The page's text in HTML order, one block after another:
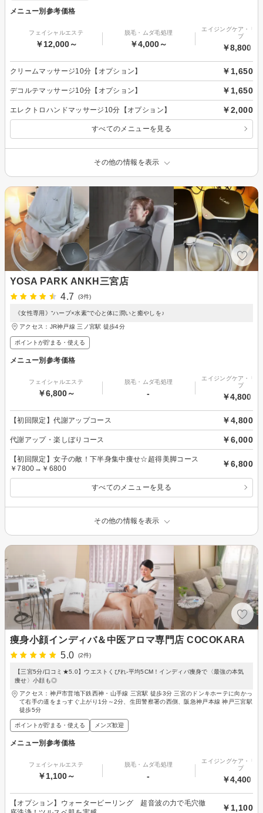
メニュー別参考価格
フェイシャルエステ
￥12,000～
脱毛・ムダ毛処理
￥4,000～
エイジングケア・リ
プ
￥8,800～
クリームマッサージ10分【オプション】 ￥1,650
デコルテマッサージ10分【オプション】 ￥1,650
エレクトロハンドマッサージ10分【オプション】 ￥2,000
すべてのメニューを見る
その他の情報を表示
YOSA PARK ANKH三宮店
4.7
(3件)
《女性専用》“ハーブ×水素”で心と体に潤いと癒やしを♪
アクセス：JR神戸線 三ノ宮駅 徒歩4分
ポイントが貯まる・使える
メニュー別参考価格
フェイシャルエステ
￥6,800～
脱毛・ムダ毛処理
-
エイジングケア・リ
プ
￥4,800～
【初回限定】代謝アップコース ￥4,800
代謝アップ・楽しぼりコース ￥6,000
【初回限定】女子の敵！下半身集中痩せ☆超得美脚コース
￥7800→￥6800
￥6,800
すべてのメニューを見る
その他の情報を表示
痩身小顔インディバ＆中医アロマ専門店 COCOKARA
5.0
(2件)
【三宮5分/口コミ★5.0】ウエストくびれ-平均5CM！インディバ痩身で〈最強の本気
痩せ〉小顔も◎
アクセス：神戸市営地下鉄西神・山手線 三宮駅 徒歩3分 三宮のドンキホーテに向かっ
て右手の道をまっすぐ上がり1分～2分、生田警察署の西側、阪急神戸本線 神戸三宮駅
徒歩5分
ポイントが貯まる・使える メンズ歓迎
メニュー別参考価格
フェイシャルエステ
￥1,100～
脱毛・ムダ毛処理
-
エイジングケア・リ
プ
￥4,400～
【オプション】ウォータービーリング 超音波の力で毛穴徹
￥1,100